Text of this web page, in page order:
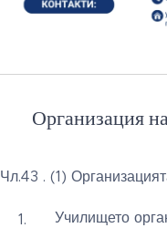
Организация
Чл.43 . (1)
Училището